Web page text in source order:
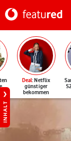
Deal: Netflix
günstiger
bekommen
INHALT